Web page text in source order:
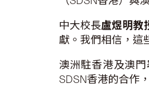
中大校長盧煜明教
獻。我們相信，這
澳洲駐香港及澳
SDSN香港的合作